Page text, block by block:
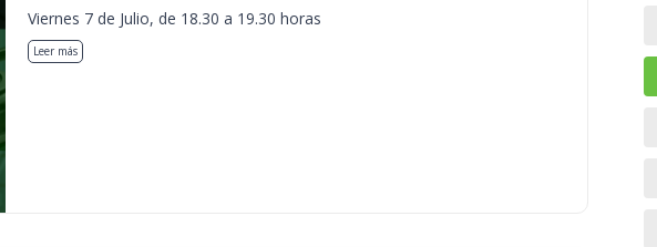
Viernes 7 de Julio, de 18.30 a 19.30 horas
Leer más